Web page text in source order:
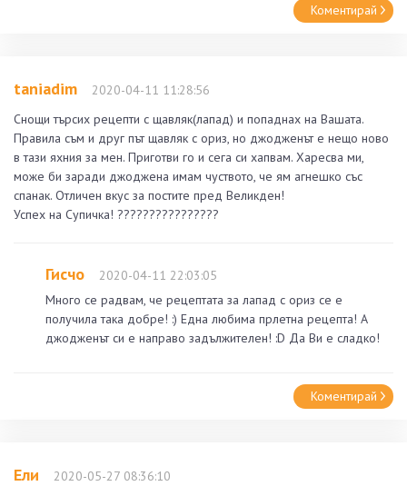
Коментирай
taniadim
2020-04-11 11:28:56
Снощи търсих рецепти с щавляк(лапад) и попаднах на Вашата.
Правила съм и друг път щавляк с ориз, но джодженът е нещо ново
в тази яхния за мен. Приготви го и сега си хапвам. Харесва ми,
може би заради джоджена имам чуството, че ям агнешко със
спанак. Отличен вкус за постите пред Великден!
Успех на Супичка! ????????????????
Гисчо
2020-04-11 22:03:05
Много се радвам, че рецептата за лапад с ориз се е
получила така добре! :) Една любима прлетна рецепта! А
джодженът си е направо задължителен! :D Да Ви е сладко!
Коментирай
Ели
2020-05-27 08:36:10